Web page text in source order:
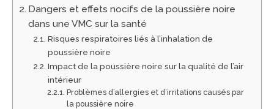
Dangers et effets nocifs de la poussière noire
dans une VMC sur la santé
Risques respiratoires liés à l’inhalation de
poussière noire
Impact de la poussière noire sur la qualité de l’air
intérieur
Problèmes d’allergies et d’irritations causés par
la poussière noire